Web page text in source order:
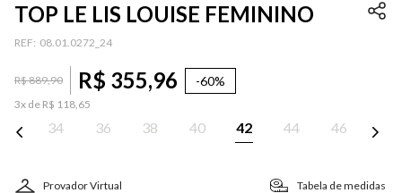
TOP LE LIS LOUISE FEMININO
: 08.01.0272_24
R$889,90 R$ 355,96 -60%
3x de R$ 118,65
34 36 38 40 42 44 46
Provador Virtual Tabela de medidas